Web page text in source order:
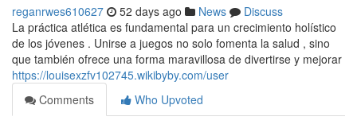
reganrwes610627 52 days ago News
Discuss
La práctica atlética es fundamental para un crecimiento holístico
de los jóvenes . Unirse a juegos no solo fomenta la salud , sino
que también ofrece una forma maravillosa de divertirse y mejorar
https://louisexzfv102745.wikibyby.com/user
Comments
Who Upvoted